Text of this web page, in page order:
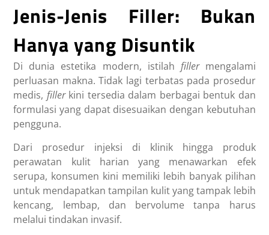
Jenis-Jenis Filler: Bukan
Hanya yang Disuntik
Di dunia estetika modern, istilah fillermengalami
perluasan makna. Tidak lagi terbatas pada prosedur
medis, fillerkini tersedia dalam berbagai bentuk dan
formulasi yang dapat disesuaikan dengan kebutuhan
pengguna.
Dari prosedur injeksi di klinik hingga produk
perawatan kulit harian yang menawarkan efek
serupa, konsumen kini memiliki lebih banyak pilihan
untuk mendapatkan tampilan kulit yang tampak lebih
kencang, lembap, dan bervolume tanpa harus
melalui tindakan invasif.